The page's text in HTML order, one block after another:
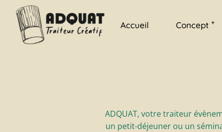
Accueil Concept +
Shows
Les gourmands
ADQUAT, votre traiteur
un petit-déjeuner ou un